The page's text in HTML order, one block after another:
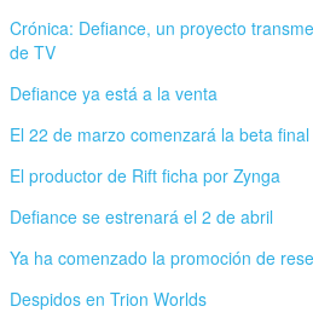
Crónica: Defiance, un proyecto
de TV
Defiance ya está a la venta
El 22 de marzo comenzará la beta
El productor de Rift ficha por Zynga
Defiance se estrenará el 2 de abril
Ya ha comenzado la promoción de
Despidos en Trion Worlds